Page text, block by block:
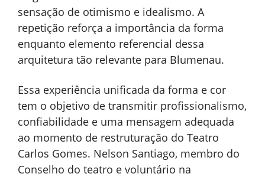
sensação de otimismo e idealismo. A
repetição reforça a importância da forma
enquanto elemento referencial dessa
arquitetura tão relevante para Blumenau.
Essa experiência unificada da forma e cor
tem o objetivo de transmitir profissionalismo,
confiabilidade e uma mensagem adequada
ao momento de restruturação do Teatro
Carlos Gomes. Nelson Santiago, membro do
Conselho do teatro e voluntário na